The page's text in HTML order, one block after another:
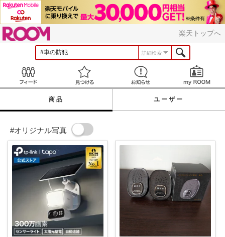
楽天トップへ
詳細検索
見つける お知らせ
商品 ユーザー
#オリジナル写真